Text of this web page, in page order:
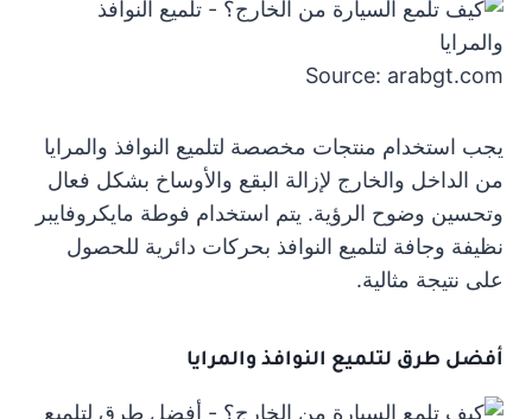
Source: arabgt.com
يجب استخدام منتجات مخصصة لتلميع النوافذ والمرايا
من الداخل والخارج لإزالة البقع والأوساخ بشكل فعال
وتحسين وضوح الرؤية. يتم استخدام فوطة مايكروفايبر
نظيفة وجافة لتلميع النوافذ بحركات دائرية للحصول
على نتيجة مثالية.
أفضل طرق لتلميع النوافذ والمرايا